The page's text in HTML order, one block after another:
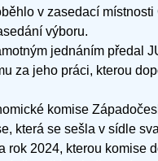
v zasedací
výboru.
jednáním předal
za jeho práci, kterou
komise
která se sešla v sídle
rok 2024, kterou komise